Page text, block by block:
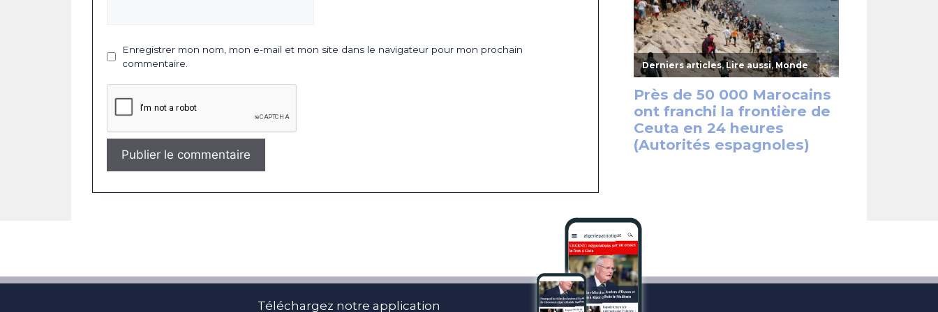
Enregistrer mon nom, mon e-mail et mon site dans le navigateur pour mon prochain
commentaire.
Téléchargez notre application